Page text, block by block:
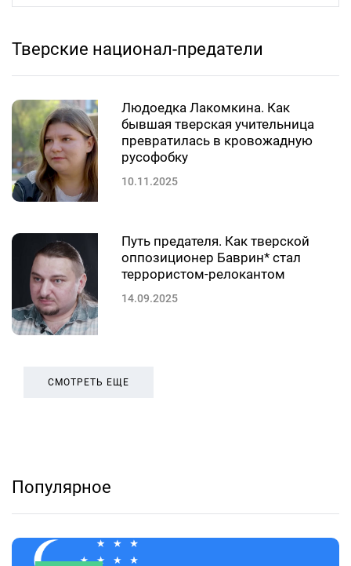
Тверские национал-предатели
Людоедка Лакомкина. Как
бывшая тверская учительница
превратилась в кровожадную
русофобку
10.11.2025
Путь предателя. Как тверской
оппозиционер Баврин* стал
террористом-релокантом
14.09.2025
СМОТРЕТЬ ЕЩЕ
Популярное